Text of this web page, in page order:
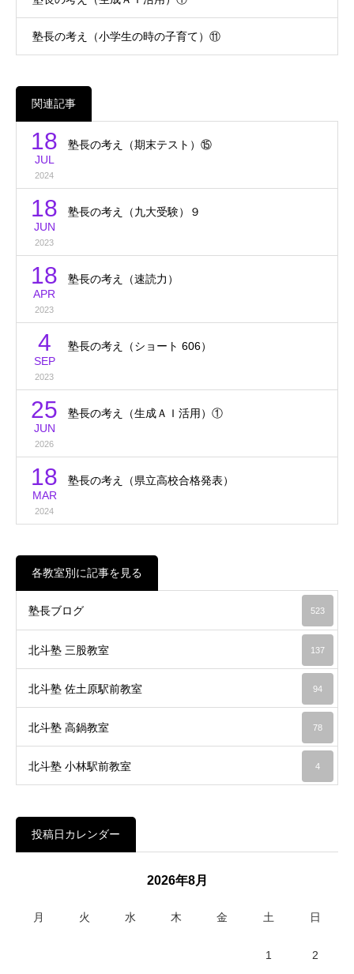
塾長の考え（小学生の時の子育て）⑪
関連記事
18
JUL
2024
塾長の考え（期末テスト）⑮
18
JUN
2023
塾長の考え（九大受験）９
18
APR
2023
塾長の考え（速読力）
4
SEP
2023
塾長の考え（ショート 606）
25
JUN
2026
塾長の考え（生成ＡＩ活用）①
18
MAR
2024
塾長の考え（県立高校合格発表）
各教室別に記事を見る
塾長ブログ 523
北斗塾 三股教室 137
北斗塾 佐土原駅前教室 94
北斗塾 高鍋教室 78
北斗塾 小林駅前教室 4
投稿日カレンダー
2026年8月
月 火 水 木 金 土 日
1 2